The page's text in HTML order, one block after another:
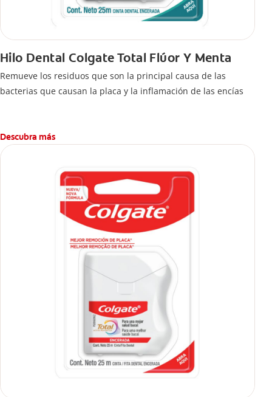
Hilo Dental Colgate Total Flúor Y Menta
Remueve los residuos que son la principal causa de las
bacterias que causan la placa y la inflamación de las encías
Descubra más